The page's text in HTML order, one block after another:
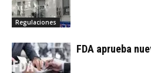
Regulaciones
FDA aprueba